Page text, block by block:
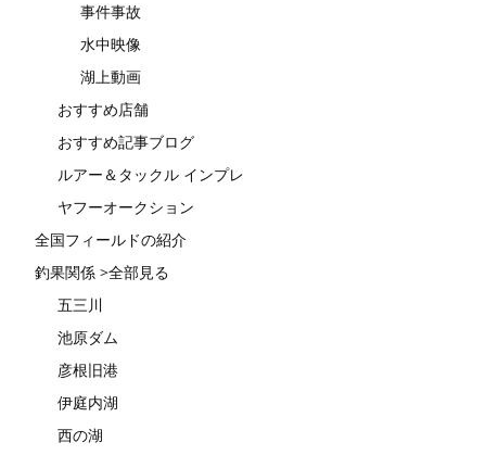
事件事故
水中映像
湖上動画
おすすめ店舗
おすすめ記事ブログ
ルアー＆タックル インプレ
ヤフーオークション
全国フィールドの紹介
釣果関係 >全部見る
五三川
池原ダム
彦根旧港
伊庭内湖
西の湖